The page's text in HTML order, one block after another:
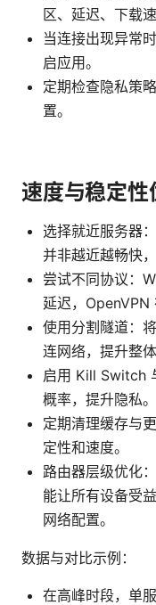
区、延迟、下载
当连接出现异常
启应用。
定期检查隐私策
置。
速度与稳定性
选择就近服务器
并非越近越畅快
尝试不同协议：
延迟，OpenVPN
使用分割隧道：
连网络，提升整体
启用 Kill Switch
概率，提升隐私。
定期清理缓存与
定性和速度。
路由器层级优化
能让所有设备受
网络配置。
数据与对比示例：
在高峰时段，单